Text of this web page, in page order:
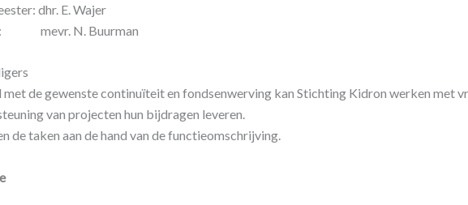
dhr. E. Wajer
mevr. N. Buurman
met de gewenste continuïteit en fondsenwerving kan Stichting Kidron werken met
van projecten hun bijdragen leveren.
de taken aan de hand van de functieomschrijving.